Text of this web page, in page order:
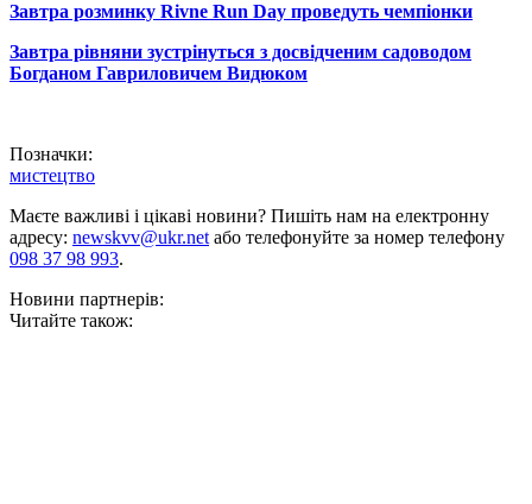
Завтра розминку Rivne Run Day проведуть чемпіонки
Завтра рівняни зустрінуться з досвідченим садоводом
Богданом Гавриловичем Видюком
Позначки:
мистецтво
Маєте важливі і цікаві новини? Пишіть нам на електронну
адресу: newskvv@ukr.netабо телефонуйте за номер телефону
098 37 98 993.
Новини партнерів:
Читайте також: